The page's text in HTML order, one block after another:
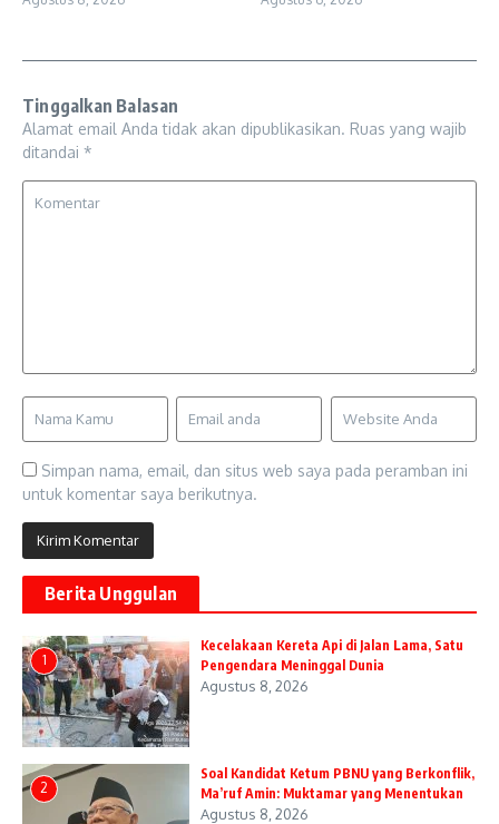
Tinggalkan Balasan
Alamat email Anda tidak akan dipublikasikan. Ruas yang wajib
ditandai *
Simpan nama, email, dan situs web saya pada peramban ini
untuk komentar saya berikutnya.
Berita Unggulan
1
Kecelakaan Kereta Api di Jalan Lama, Satu
Pengendara Meninggal Dunia
Agustus 8, 2026
2
Soal Kandidat Ketum PBNU yang Berkonflik,
Ma’ruf Amin: Muktamar yang Menentukan
Agustus 8, 2026